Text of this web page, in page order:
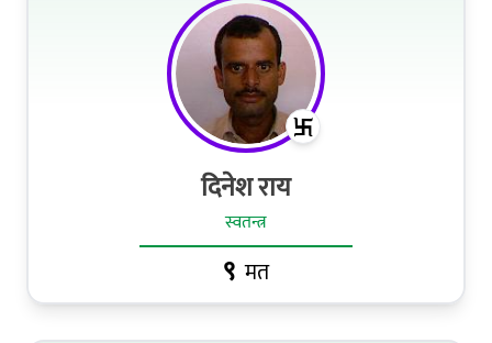
दिनेश राय
स्वतन्त्र
९ मत